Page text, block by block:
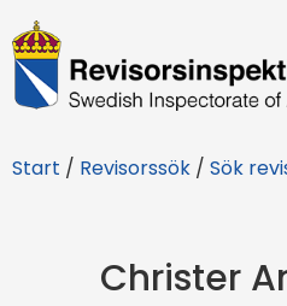
R
e
i
Start / Revisorssök / Sök
Christer